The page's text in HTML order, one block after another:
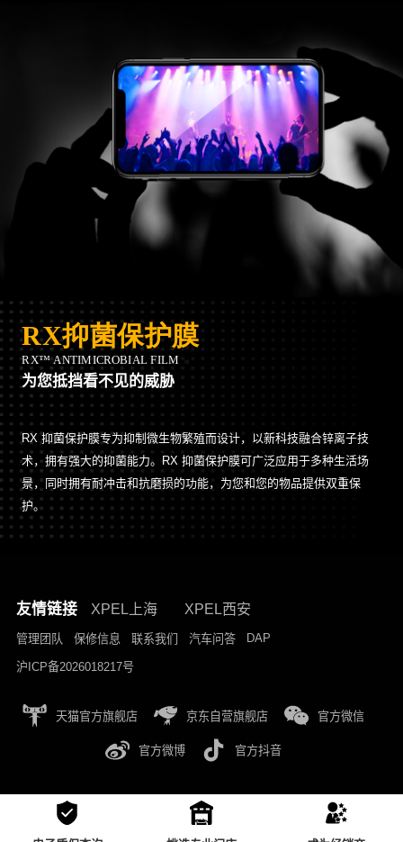
为您抵挡看不见的威胁
RX 抑菌保护膜专为抑制微生物繁殖而设计，以新科技融合锌离子技
术，拥有强大的抑菌能力。RX 抑菌保护膜可广泛应用于多种生活场
景，同时拥有耐冲击和抗磨损的功能，为您和您的物品提供双重保
护。
友情链接 XPEL上海 XPEL西安
管理团队 保修信息 联系我们 汽车问答 DAP
沪ICP备2026018217号
天猫官方旗舰店 京东自营旗舰店 官方微信
官方微博 官方抖音